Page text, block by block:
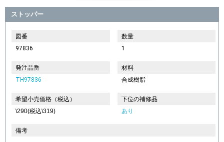
ストッパー
図番
97836
数量
1
発注品番
TH97836
材料
合成樹脂
希望小売価格（税込）
\290(税込\319)
下位の補修品
あり
備考